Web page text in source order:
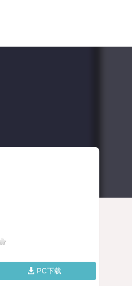
PC下载